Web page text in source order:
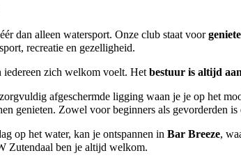
dan alleen watersport. Onze club staat voor
recreatie en gezelligheid.
iedereen zich welkom voelt. Het bestuur is altijd
afgeschermde ligging waan je je op het
genieten. Zowel voor beginners als gevorderden is
op het water, kan je ontspannen in Bar Breeze,
Zutendaal ben je altijd welkom.